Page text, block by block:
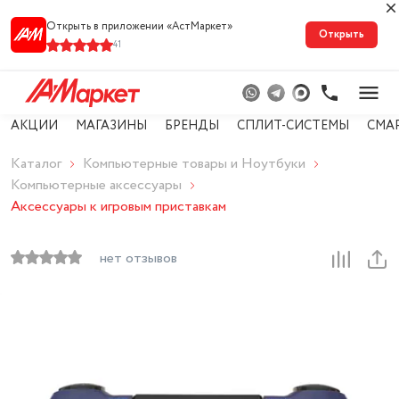
Открыть в приложении «АстМарке‪т‬»
41
Открыть
АКЦИИ МАГАЗИНЫ БРЕНДЫ СПЛИТ-СИСТЕМЫ
Каталог
Компьютерные товары и Ноутбуки
Компьютерные аксессуары
Аксессуары к игровым приставкам
нет отзывов